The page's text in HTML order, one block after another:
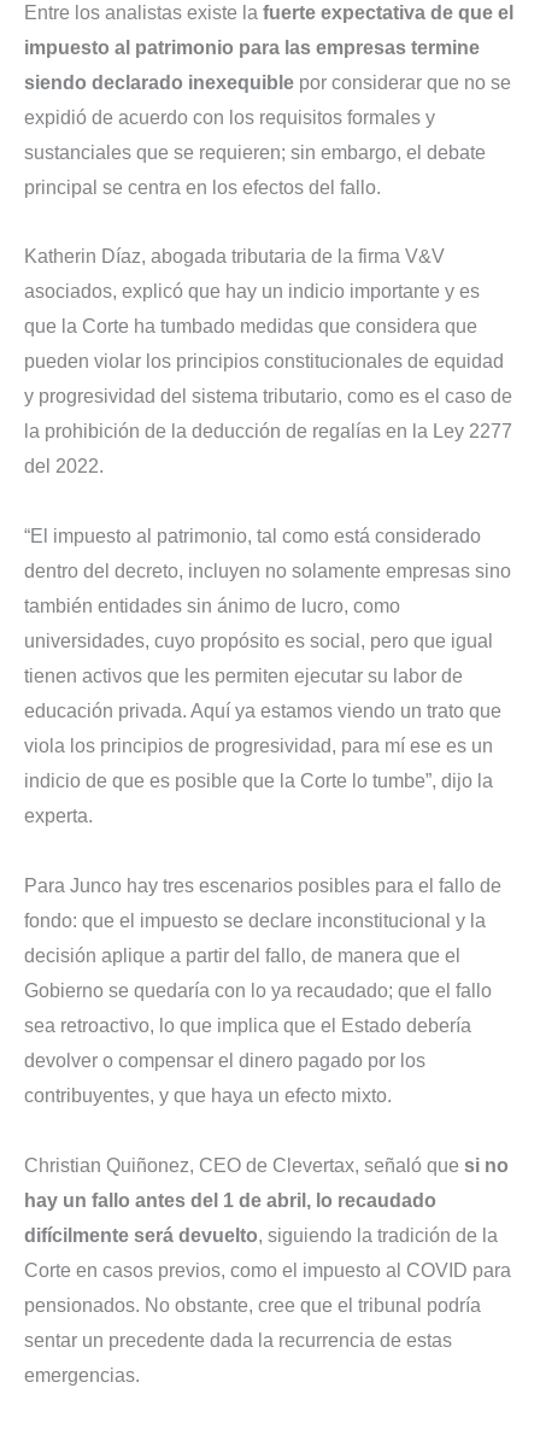
Entre los analistas existe la fuerte expectativa de que el
impuesto al patrimonio para las empresas termine
siendo declarado inexequible por considerar que no se
expidió de acuerdo con los requisitos formales y
sustanciales que se requieren; sin embargo, el debate
principal se centra en los efectos del fallo.
Katherin Díaz, abogada tributaria de la firma V&V
asociados, explicó que hay un indicio importante y es
que la Corte ha tumbado medidas que considera que
pueden violar los principios constitucionales de equidad
y progresividad del sistema tributario, como es el caso de
la prohibición de la deducción de regalías en la Ley 2277
del 2022.
“El impuesto al patrimonio, tal como está considerado
dentro del decreto, incluyen no solamente empresas sino
también entidades sin ánimo de lucro, como
universidades, cuyo propósito es social, pero que igual
tienen activos que les permiten ejecutar su labor de
educación privada. Aquí ya estamos viendo un trato que
viola los principios de progresividad, para mí ese es un
indicio de que es posible que la Corte lo tumbe”, dijo la
experta.
Para Junco hay tres escenarios posibles para el fallo de
fondo: que el impuesto se declare inconstitucional y la
decisión aplique a partir del fallo, de manera que el
Gobierno se quedaría con lo ya recaudado; que el fallo
sea retroactivo, lo que implica que el Estado debería
devolver o compensar el dinero pagado por los
contribuyentes, y que haya un efecto mixto.
Christian Quiñonez, CEO de Clevertax, señaló que si no
hay un fallo antes del 1 de abril, lo recaudado
difícilmente será devuelto, siguiendo la tradición de la
Corte en casos previos, como el impuesto al COVID para
pensionados. No obstante, cree que el tribunal podría
sentar un precedente dada la recurrencia de estas
emergencias.